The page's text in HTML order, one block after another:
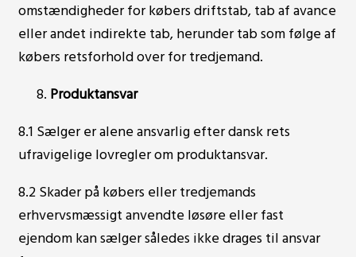
omstændigheder for købers driftstab, tab af avance
eller andet indirekte tab, herunder tab som følge af
købers retsforhold over for tredjemand.
Produktansvar
8.1 Sælger er alene ansvarlig efter dansk rets
ufravigelige lovregler om produktansvar.
8.2 Skader på købers eller tredjemands
erhvervsmæssigt anvendte løsøre eller fast
ejendom kan sælger således ikke drages til ansvar